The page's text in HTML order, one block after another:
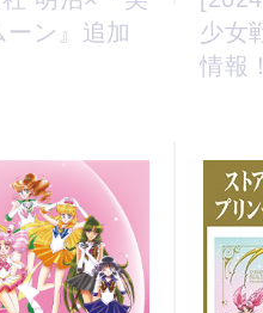
ーン』追加
少女
情報